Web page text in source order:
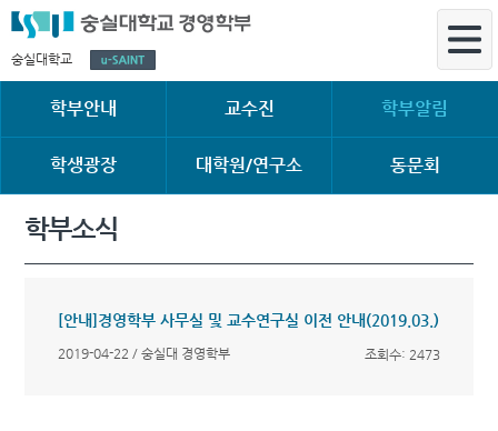
숭실대학교
학부안내 교수진 학부알림
학생광장 대학원/연구소 동문회
학부소식
[안내]경영학부 사무실 및 교수연구실 이전 안내(2019.03.)
2019-04-22 / 숭실대 경영학부 조회수: 2473